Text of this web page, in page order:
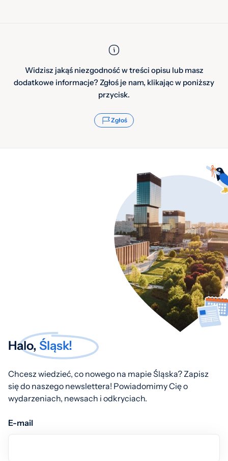
Widzisz jakąś niezgodność w treści opisu lub masz
dodatkowe informacje? Zgłoś je nam, klikając w poniższy
przycisk.
Zgłoś
Halo, Śląsk!
Chcesz wiedzieć, co nowego na mapie Śląska? Zapisz
się do naszego newslettera! Powiadomimy Cię o
wydarzeniach, newsach i odkryciach.
E-mail